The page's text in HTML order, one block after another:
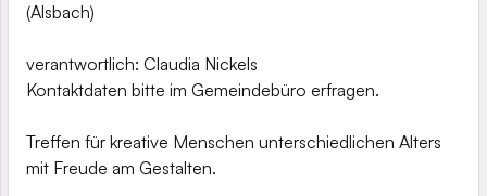
(Alsbach)
verantwortlich: Claudia Nickels
Kontaktdaten bitte im Gemeindebüro erfragen.
Treffen für kreative Menschen unterschiedlichen Alters
mit Freude am Gestalten.